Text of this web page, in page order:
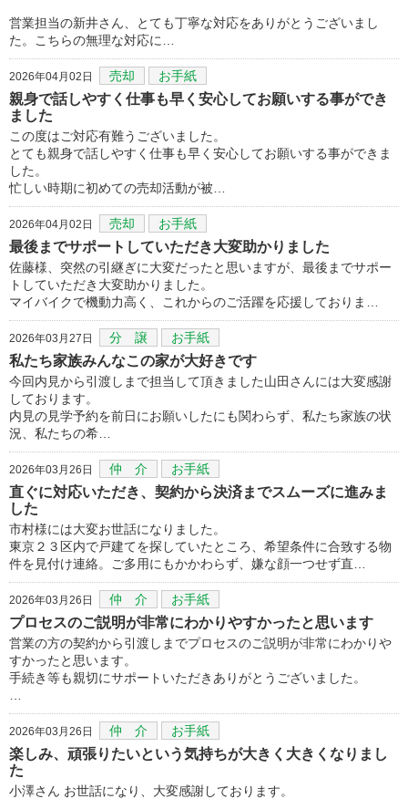
営業担当の新井さん、とても丁寧な対応をありがとうございまし
た。こちらの無理な対応に…
2026年04月02日 売却 お手紙
親身で話しやすく仕事も早く安心してお願いする事ができ
ました
この度はご対応有難うございました。
とても親身で話しやすく仕事も早く安心してお願いする事ができま
した。
忙しい時期に初めての売却活動が被…
2026年04月02日 売却 お手紙
最後までサポートしていただき大変助かりました
佐藤様、突然の引継ぎに大変だったと思いますが、最後までサポー
トしていただき大変助かりました。
マイバイクで機動力高く、これからのご活躍を応援しておりま…
2026年03月27日 分 譲 お手紙
私たち家族みんなこの家が大好きです
今回内見から引渡しまで担当して頂きました山田さんには大変感謝
しております。
内見の見学予約を前日にお願いしたにも関わらず、私たち家族の状
況、私たちの希…
2026年03月26日 仲 介 お手紙
直ぐに対応いただき、契約から決済までスムーズに進みま
した
市村様には大変お世話になりました。
東京２３区内で戸建てを探していたところ、希望条件に合致する物
件を見付け連絡。ご多用にもかかわらず、嫌な顔一つせず直…
2026年03月26日 仲 介 お手紙
プロセスのご説明が非常にわかりやすかったと思います
営業の方の契約から引渡しまでプロセスのご説明が非常にわかりや
すかったと思います。
手続き等も親切にサポートいただきありがとうございました。
2026年03月26日 仲 介 お手紙
楽しみ、頑張りたいという気持ちが大きく大きくなりまし
た
小澤さん お世話になり、大変感謝しております。